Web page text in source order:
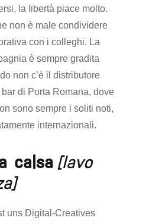
la libertà piace molto.
non è male condividere
con i colleghi. La
è sempre gradita
non c’è il distributore
di Porta Romana, dove
sono sempre i soliti noti,
internazionali.
ca|sa [lavo
uns Digital-Creatives